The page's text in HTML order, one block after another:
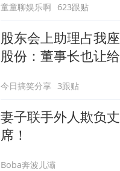
童童聊娱乐啊 623跟贴
股东会上助理占我
股份：董事长也让
今日搞笑分享 3跟贴
妻子联手外人欺负
席！
Boba奔波儿灞